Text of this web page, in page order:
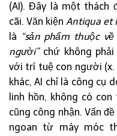
(AI). Đây là một thách
cãi. Văn kiệnAntiqua et
là “sản phẩm thuộc
người”chứ không
với trí tuệ con người (x.
khác, AI chỉ là công cụ
linh hồn, không có
cũng công nhận. Vấn
ngoan từ máy móc